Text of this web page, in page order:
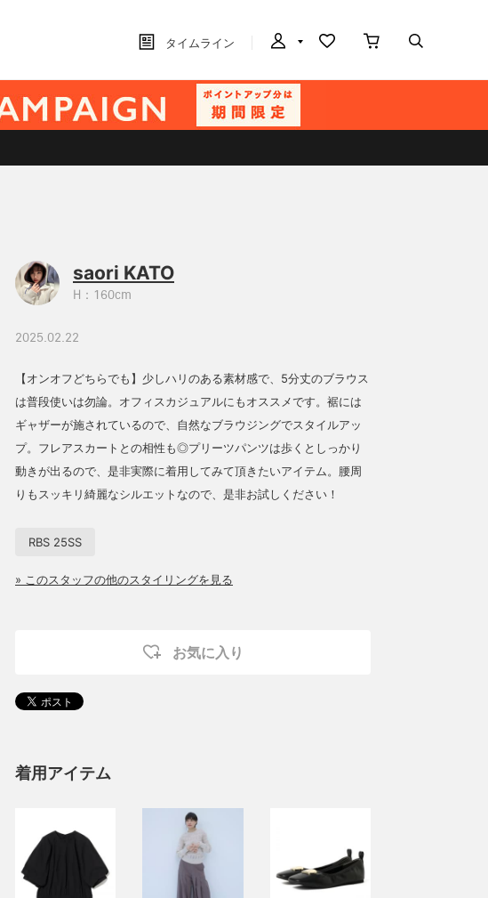
タイムライン
saori KATO
H：160cm
2025.02.22
【オンオフどちらでも】少しハリのある素材感で、5分丈のブラウス
は普段使いは勿論。オフィスカジュアルにもオススメです。裾には
ギャザーが施されているので、自然なブラウジングでスタイルアッ
プ。フレアスカートとの相性も◎プリーツパンツは歩くとしっかり
動きが出るので、是非実際に着用してみて頂きたいアイテム。腰周
りもスッキリ綺麗なシルエットなので、是非お試しください！
RBS 25SS
» このスタッフの他のスタイリングを見る
お気に入り
着用アイテム